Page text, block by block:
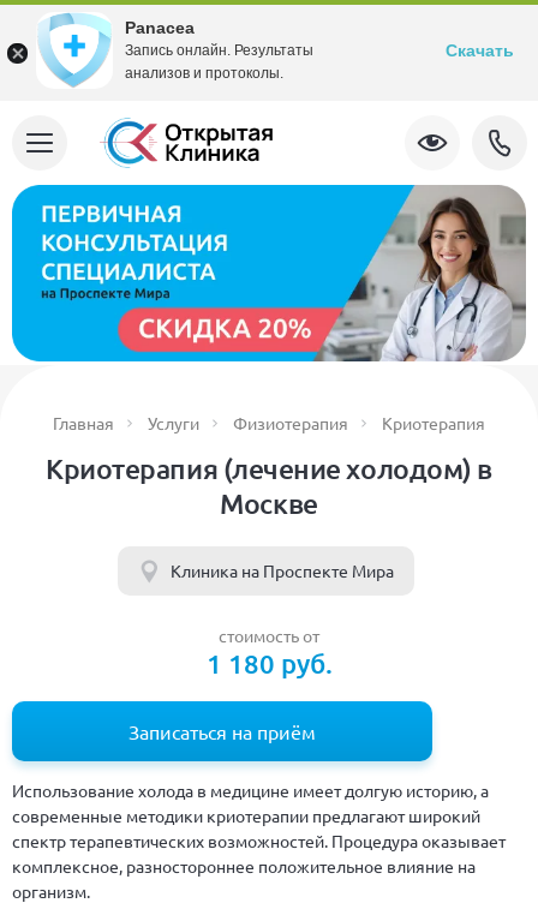
Главная Услуги Физиотерапия Криотерапия
Криотерапия (лечение холодом) в
Москве
Клиника на Проспекте Мира
стоимость от
1 180 руб.
Записаться на приём
Использование холода в медицине имеет долгую историю, а
современные методики криотерапии предлагают широкий
спектр терапевтических возможностей. Процедура оказывает
комплексное, разностороннее положительное влияние на
организм.
Panacea
Запись онлайн. Результаты
анализов и протоколы.
Скачать